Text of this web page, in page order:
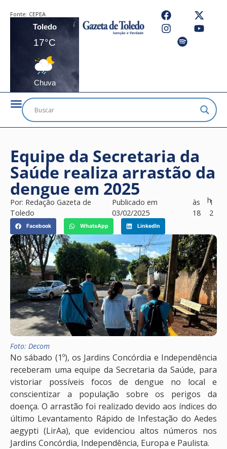
Fonte: CEPEA
Toledo
17°C
Chuva
Equipe da Secretaria da
Saúde realiza arrastão da
dengue em 2025
Por: Redação Gazeta de
Toledo
Publicado em
03/02/2025
às
18
h1
2
Facebook WhatsApp LinkedIn
Foto: Decom
No sábado (1º), os Jardins Concórdia e Independência
receberam uma equipe da Secretaria da Saúde, para
vistoriar possíveis focos de dengue no local e
conscientizar a população sobre os perigos da
doença. O arrastão foi realizado devido aos índices do
último Levantamento Rápido de Infestação do Aedes
aegypti (LirAa), que evidenciou altos números nos
Jardins Concórdia, Independência, Europa e Paulista.